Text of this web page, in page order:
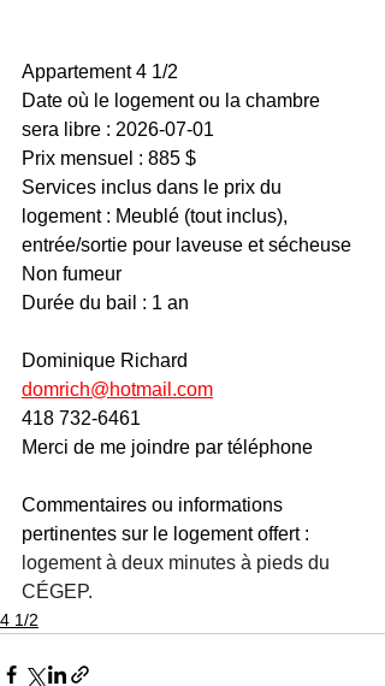
Appartement 4 1/2
Date où le logement ou la chambre
sera libre : 2026-07-01
Prix mensuel : 885 $
Services inclus dans le prix du
logement : Meublé (tout inclus),
entrée/sortie pour laveuse et sécheuse
Non fumeur
Durée du bail : 1 an
Dominique Richard
domrich@hotmail.com
418 732-6461
Merci de me joindre par téléphone
Commentaires ou informations
pertinentes sur le logement offert :
logement à deux minutes à pieds du
CÉGEP.
4 1/2